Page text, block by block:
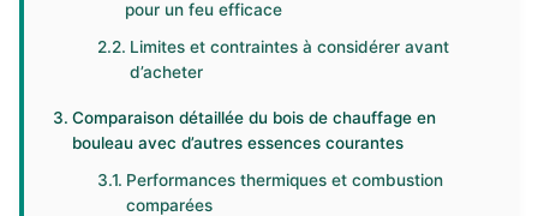
pour un feu efficace
Limites et contraintes à considérer avant
d’acheter
Comparaison détaillée du bois de chauffage en
bouleau avec d’autres essences courantes
Performances thermiques et combustion
comparées